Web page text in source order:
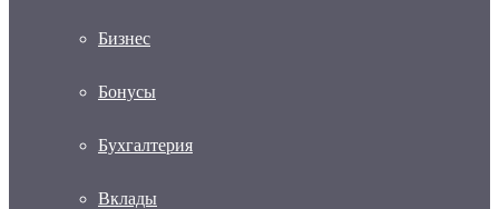
Бизнес
Бонусы
Бухгалтерия
Вклады